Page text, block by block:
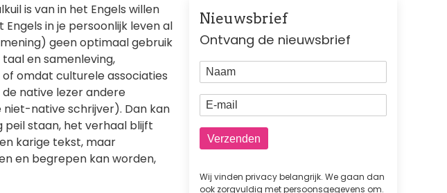
is van in het Engels willen
in je persoonlijk leven al
geen optimaal gebruik
en samenleving,
omdat culturele associaties
native lezer andere
native schrijver). Dan kan
peil staan, het verhaal blijft
karige tekst, maar
en begrepen kan worden,
Nieuwsbrief
Ontvang de nieuwsbrief
Naam
E-mail
Wij vinden privacy belangrijk. We gaan dan
ook zorgvuldig met persoonsgegevens om.